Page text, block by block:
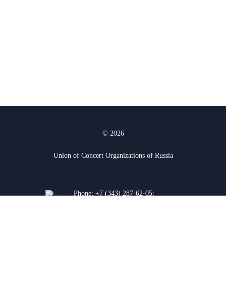
© 2026
Union of Concert Organizations of Russia
Phone: +7 (343) 287-62-05;